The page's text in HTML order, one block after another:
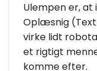
Ulempen er, at
Oplæsnig
virke lidt
et rigtigt
komme efter.